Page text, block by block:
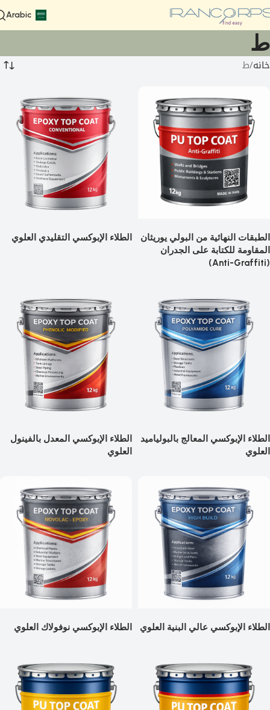
Arabic
ط
خانه ط
الطبقات النهائية من البولي يوريثان
المقاومة للكتابة على الجدران
(Anti-Graffiti)
الطلاء الإبوكسي التقليدي العلوي
الطلاء الإبوكسي المعالج بالبولياميد
العلوي
الطلاء الإبوكسي المعدل بالفينول
العلوي
الطلاء الإبوكسي عالي البنية العلوي الطلاء الإبوكسي نوفولاك العلوي